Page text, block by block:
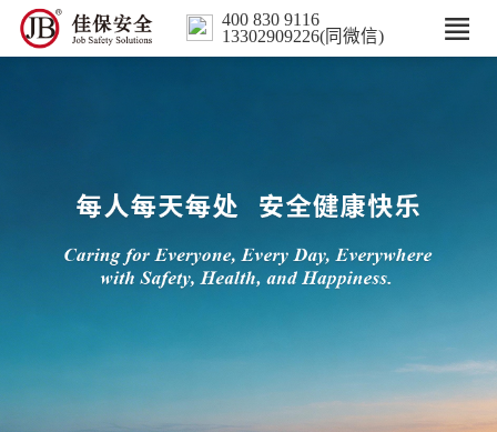
400 830 9116
13302909226(同微信)
数智解决方案
行业案例